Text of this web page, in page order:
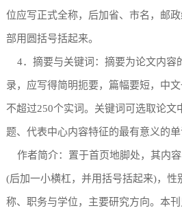
位应写正式全称，后加省、市名，邮
部用圆括号括起来。
4．摘要与关键词：摘要为论文内容
录，应写得简明扼要，篇幅要短，中
不超过250个实词。关键词可选取论文
题、代表中心内容特征的最有意义的单
作者简介：置于首页地脚处，其内
(后加一小横杠，并用括号括起来)，性
称、职务与学位，主要研究方向。本